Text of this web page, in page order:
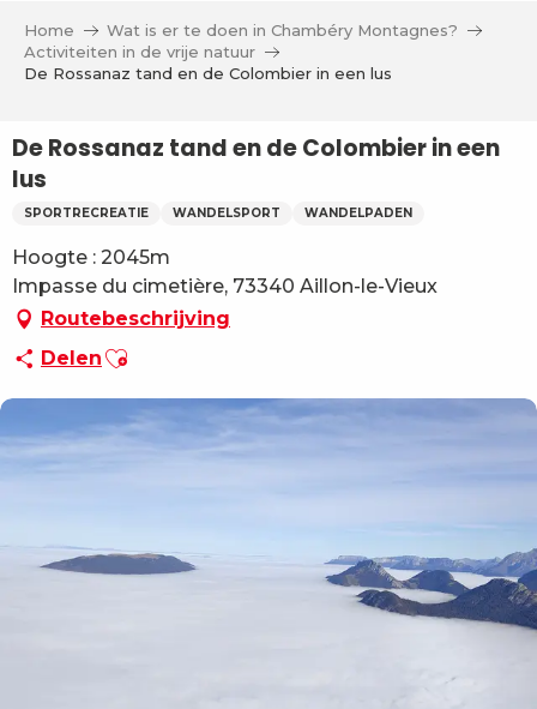
contenu
Home
Wat is er te doen in Chambéry Montagnes?
Activiteiten in de vrije natuur
De Rossanaz tand en de Colombier in een lus
De Rossanaz tand en de Colombier in een
lus
SPORTRECREATIE WANDELSPORT WANDELPADEN
Hoogte : 2045m
Impasse du cimetière, 73340 Aillon-le-Vieux
Routebeschrijving
Delen Ajouter aux favoris